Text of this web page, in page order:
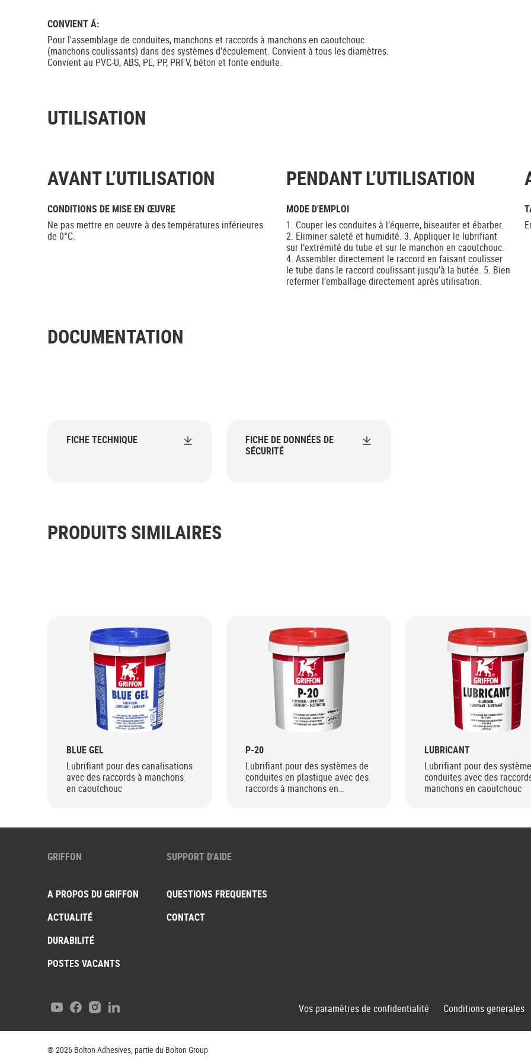
CONVIENT Á:
Pour l'assemblage de conduites, manchons et raccords à manchons en caoutchouc
(manchons coulissants) dans des systèmes d’écoulement. Convient à tous les diamètres.
Convient au PVC-U, ABS, PE, PP, PRFV, béton et fonte enduite.
UTILISATION
AVANT L’UTILISATION
CONDITIONS DE MISE EN ŒUVRE
Ne pas mettre en oeuvre à des températures inférieures
de 0°C.
PENDANT L’UTILISATION
MODE D'EMPLOI
1. Couper les conduites à l’équerre, biseauter et ébarber.
2. Eliminer saleté et humidité. 3. Appliquer le lubrifiant
sur l’extrémité du tube et sur le manchon en caoutchouc.
4. Assembler directement le raccord en faisant coulisser
le tube dans le raccord coulissant jusqu’à la butée. 5. Bien
refermer l’emballage directement après utilisation.
DOCUMENTATION
FICHE TECHNIQUE
FICHE DE DONNÉES DE
SÉCURITÉ
PRODUITS SIMILAIRES
BLUE GEL
Lubrifiant pour des canalisations
avec des raccords à manchons
en caoutchouc
P-20
Lubrifiant pour des systèmes de
conduites en plastique avec des
raccords à manchons en
LUBRICANT
Lubrifiant pour des
conduites avec des
manchons en caoutchouc
GRIFFON
A PROPOS DU GRIFFON
ACTUALITÉ
DURABILITÉ
POSTES VACANTS
SUPPORT D'AIDE
QUESTIONS FREQUENTES
CONTACT
YoutubeFacebook
Instagram
LinkedIn Vos paramètres de confidentialité Conditions generales
® 2026 Bolton Adhesives, partie du Bolton Group